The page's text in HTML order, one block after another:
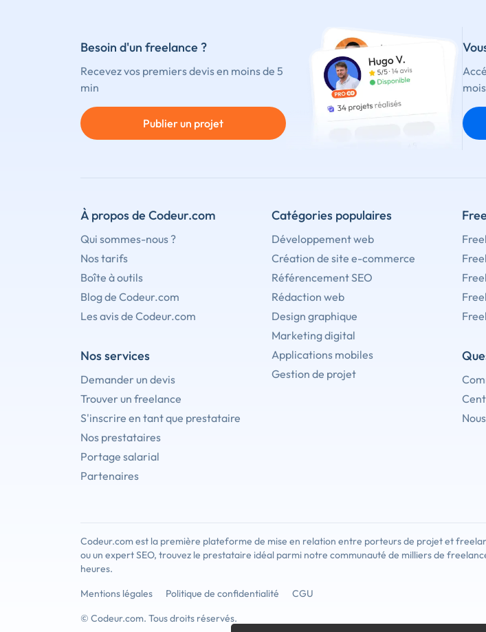
Besoin d'un freelance ?
Recevez vos premiers devis en moins de 5
min
Publier un projet
mois
À propos de Codeur.com
Qui sommes-nous ?
Nos tarifs
Boîte à outils
Blog de Codeur.com
Les avis de Codeur.com
Nos services
Demander un devis
Trouver un freelance
S'inscrire en tant que prestataire
Nos prestataires
Portage salarial
Partenaires
Catégories populaires
Développement web
Création de site e-commerce
Référencement SEO
Rédaction web
Design graphique
Marketing digital
Applications mobiles
Gestion de projet
Codeur.com est la première plateforme de mise en relation entre porteurs de projet et
ou un expert SEO, trouvez le prestataire idéal parmi notre communauté de milliers de
heures.
Mentions légales
Politique de confidentialité
CGU
© Codeur.com. Tous droits réservés.